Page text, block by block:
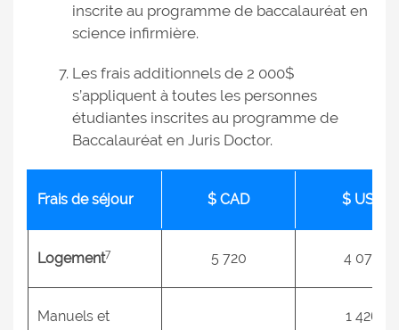
inscrite au programme de baccalauréat en
science infirmière.
Les frais additionnels de 2 000$
s’appliquent à toutes les personnes
étudiantes inscrites au programme de
Baccalauréat en Juris Doctor.
Frais de séjour $ CAD $ US
Logement7 5 720 4 077
Manuels et
1 426